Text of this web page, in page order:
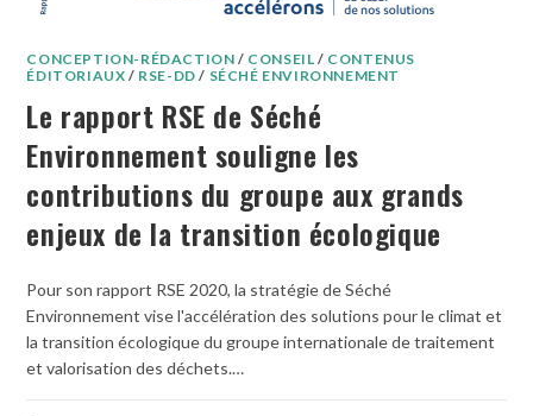
CONCEPTION-RÉDACTION / CONSEIL / CONTENUS
ÉDITORIAUX / RSE-DD / SÉCHÉ ENVIRONNEMENT
Le rapport RSE de Séché
Environnement souligne les
contributions du groupe aux grands
enjeux de la transition écologique
Pour son rapport RSE 2020, la stratégie de Séché
Environnement vise l'accélération des solutions pour le climat et
la transition écologique du groupe internationale de traitement
et valorisation des déchets.…